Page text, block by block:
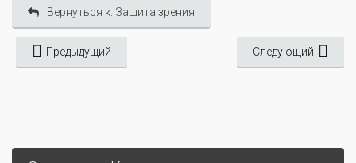
Вернуться к: Защита зрения
Предыдущий Следующий